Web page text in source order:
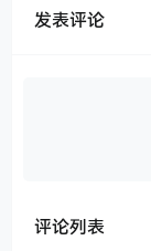
发表评论
评论列表